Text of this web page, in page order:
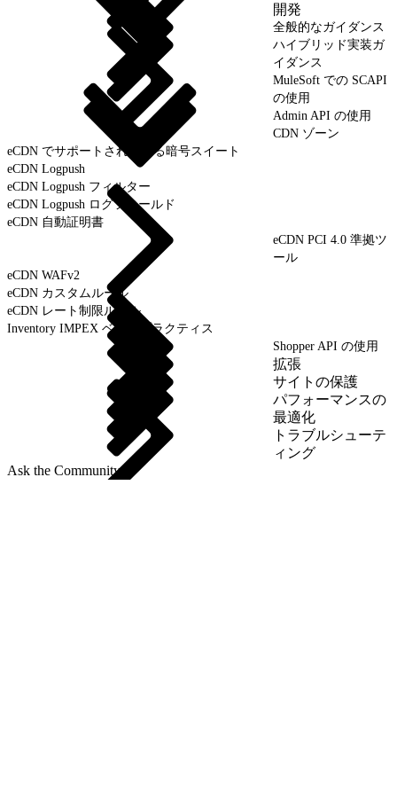
開発
全般的なガイダンス
ハイブリッド実装ガ
イダンス
MuleSoft での SCAPI
の使用
Admin API の使用
CDN ゾーン
eCDN でサポートされている暗号スイート
eCDN Logpush
eCDN Logpush フィルター
eCDN Logpush ログフィールド
eCDN 自動証明書
eCDN PCI 4.0 準拠ツ
ール
eCDN WAFv2
eCDN カスタムルール
eCDN レート制限ルール
Inventory IMPEX ベストプラクティス
Shopper API の使用
拡張
サイトの保護
パフォーマンスの
最適化
トラブルシューテ
ィング
Ask the Community